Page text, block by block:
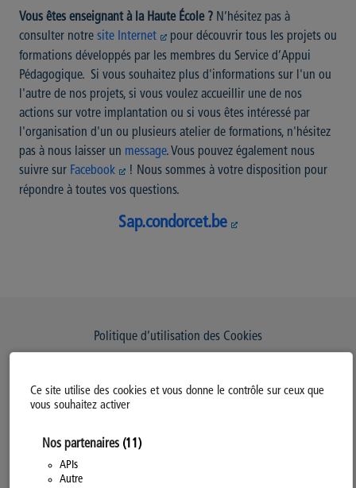
Ce site utilise des cookies et vous donne le contrôle sur ceux que
vous souhaitez activer
Nos partenaires (11)
APIs
Autre
Vous êtes enseignant à la Haute École ? N’hésitez pas à
consulter notre site Internet
pour découvrir tous les projets ou
formations développés par les membres du Service d’Appui
Pédagogique. Si vous souhaitez plus d'informations sur l'un ou
l'autre de nos projets, si vous voulez accueillir une de nos
actions sur votre implantation ou si vous êtes intéressé par
l'organisation d'un ou plusieurs atelier de formations, n'hésitez
pas à nous laisser un message. Vous pouvez également nous
suivre sur Facebook
! Nous sommes à votre disposition pour
répondre à toutes vos questions.
Sap.condorcet.be
Politique d’utilisation des Cookies
Politique Générale de Confidentialité